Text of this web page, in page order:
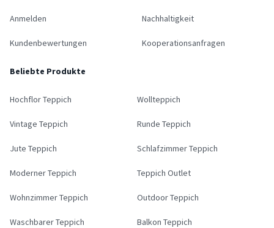
Anmelden
Kundenbewertungen
Nachhaltigkeit
Kooperationsanfragen
Beliebte Produkte
Hochflor Teppich Wollteppich
Vintage Teppich Runde Teppich
Jute Teppich Schlafzimmer Teppich
Moderner Teppich Teppich Outlet
Wohnzimmer Teppich Outdoor Teppich
Waschbarer Teppich Balkon Teppich